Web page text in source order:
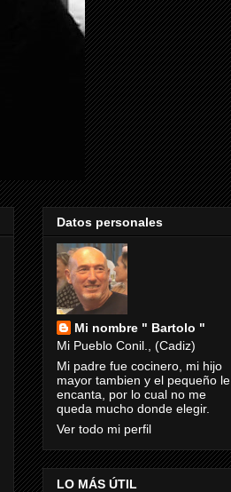
Datos personales
Mi nombre " Bartolo "
Mi Pueblo Conil., (Cadiz)
Mi padre fue cocinero, mi hijo
mayor tambien y el pequeño le
encanta, por lo cual no me
queda mucho donde elegir.
Ver todo mi perfil
LO MÁS ÚTIL